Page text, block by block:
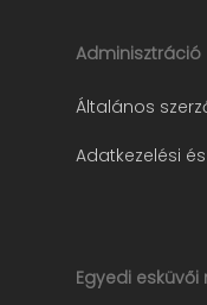
Adminisztráció
Általános
Adatkezelési
Egyedi